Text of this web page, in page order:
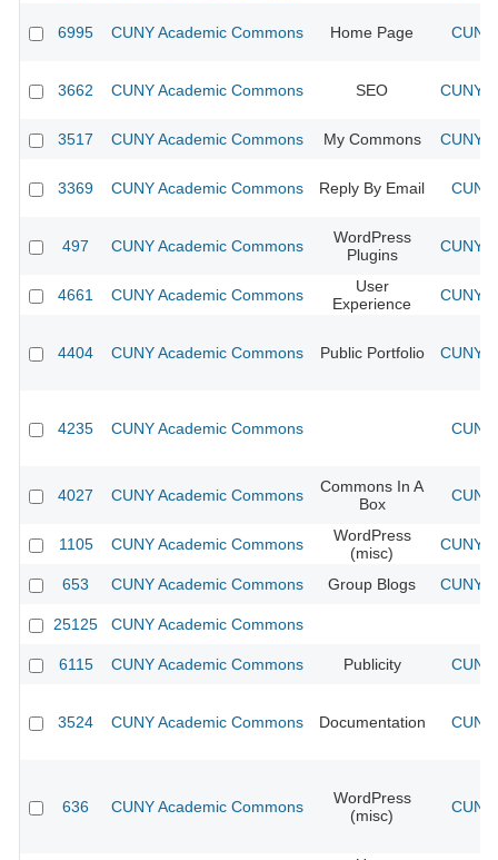
6995 CUNY Academic Commons Home Page
3662 CUNY Academic Commons SEO CUNY
3517 CUNY Academic Commons My Commons CUNY
3369 CUNY Academic Commons Reply By Email
497 CUNY Academic Commons
WordPress
Plugins
CUNY
4661 CUNY Academic Commons
User
Experience
CUNY
4404 CUNY Academic Commons Public Portfolio CUNY
4235 CUNY Academic Commons
4027 CUNY Academic Commons
Commons In A
Box
1105 CUNY Academic Commons
WordPress
(misc)
CUNY
653 CUNY Academic Commons Group Blogs CUNY
25125 CUNY Academic Commons
6115 CUNY Academic Commons Publicity
3524 CUNY Academic Commons Documentation
636 CUNY Academic Commons
WordPress
(misc)